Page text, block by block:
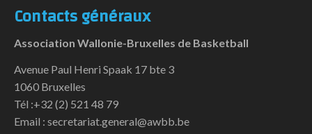
Contacts généraux
Association Wallonie-Bruxelles de Basketball
Avenue Paul Henri Spaak 17 bte 3
1060 Bruxelles
Tél :+32 (2) 521 48 79
Email : secretariat.general@awbb.be